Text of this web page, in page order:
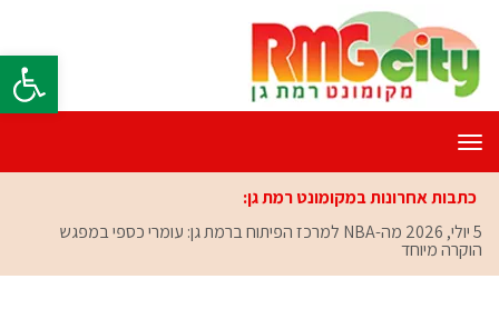
פתח
תפריט
כתבות אחרונות במקומונט רמת גן:
5 יולי, 2026
מה-NBA למרכז הפיתוח ברמת גן: עומרי כספי במפגש
הוקרה מיוחד